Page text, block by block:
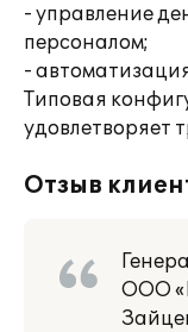
- управление
персоналом;
-
Типовая
удовлетворяет
Отзыв
ООО